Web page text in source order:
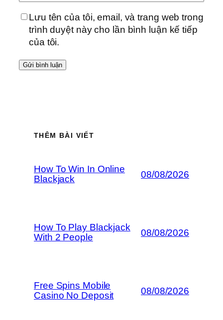
Lưu tên của tôi, email, và trang web trong
trình duyệt này cho lần bình luận kế tiếp
của tôi.
THÊM BÀI VIẾT
How To Win In Online
Blackjack
08/08/2026
How To Play Blackjack
With 2 People
08/08/2026
Free Spins Mobile
Casino No Deposit
08/08/2026